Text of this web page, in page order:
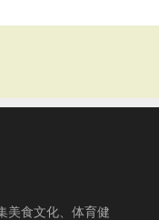
美食文化、体育健